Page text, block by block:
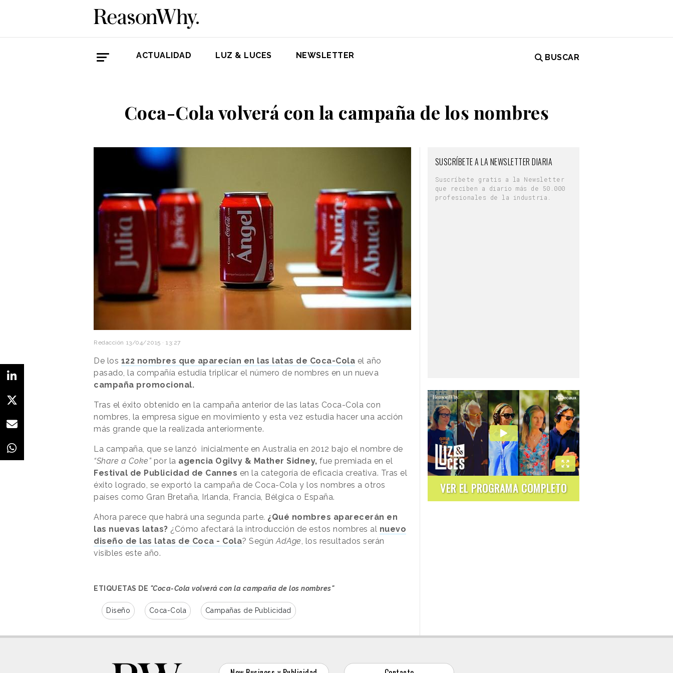
ACTUALIDAD LUZ & LUCES NEWSLETTER BUSCAR
Coca-Cola volverá con la campaña de los nombres
Redacción 13/04/2015 · 13:27
De los 122 nombres que aparecían en las latas de Coca-Cola el año
pasado, la compañía estudia triplicar el número de nombres en un nueva
campaña promocional.
Tras el éxito obtenido en la campaña anterior de las latas Coca-Cola con
nombres, la empresa sigue en movimiento y esta vez estudia hacer una acción
más grande que la realizada anteriormente.
La campaña, que se lanzó inicialmente en Australia en 2012 bajo el nombre de
“Share a Coke”por la agencia Ogilvy & Mather Sidney, fue premiada en el
Festival de Publicidad de Cannes en la categoría de eficacia creativa. Tras el
éxito logrado, se exportó la campaña de Coca-Cola y los nombres a otros
países como Gran Bretaña, Irlanda, Francia, Bélgica o España.
Ahora parece que habrá una segunda parte. ¿Qué nombres aparecerán en
las nuevas latas? ¿Cómo afectará la introducción de estos nombres al nuevo
diseño de las latas de Coca - Cola? Según AdAge , los resultados serán
visibles este año.
ETIQUETAS DE "Coca-Cola volverá con la campaña de los nombres"
Diseño Coca-Cola Campañas de Publicidad
SUSCRÍBETE A LA NEWSLETTER DIARIA
Suscríbete gratis a la Newsletter
que reciben a diario más de 50.000
profesionales de la industria.
VER EL PROGRAMA COMPLETO